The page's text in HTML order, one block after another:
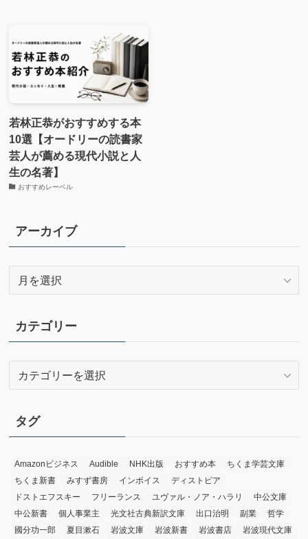
若林正恭がおすすめする本
10選【オードリーの読書家
芸人が薦める現代小説と人
生の名著】
おすすめレーベル
アーカイブ
イ
ブ
カテゴリー
リ
ー
タグ
Amazonビジネス Audible NHK出版 おすすめ本
ちくま学芸文庫
ちくま新書
みすず書房 インボイス
ディストピア
ドストエフスキー
フリーランス ユヴァル・ノア・ハラリ
中公文庫
中公新書
個人事業主 光文社古典新訳文庫 出口治明 副業
哲学
國分功一郎
夏目漱石 岩波文庫 岩波新書 岩波書店 岩波現代文庫